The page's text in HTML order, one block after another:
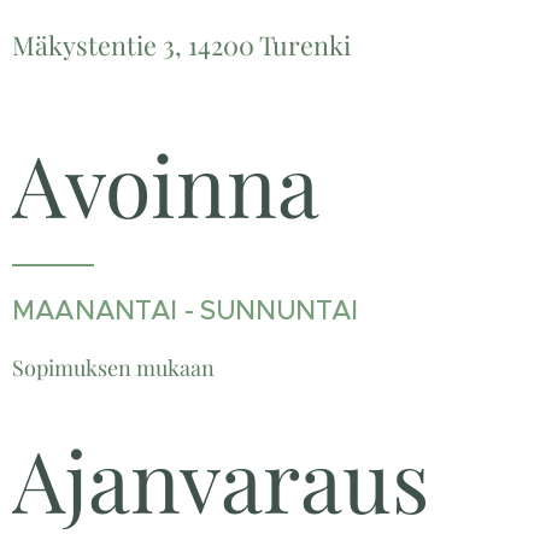
Mäkystentie 3, 14200 Turenki
Avoinna
MAANANTAI - SUNNUNTAI
Sopimuksen mukaan
Ajanvaraus